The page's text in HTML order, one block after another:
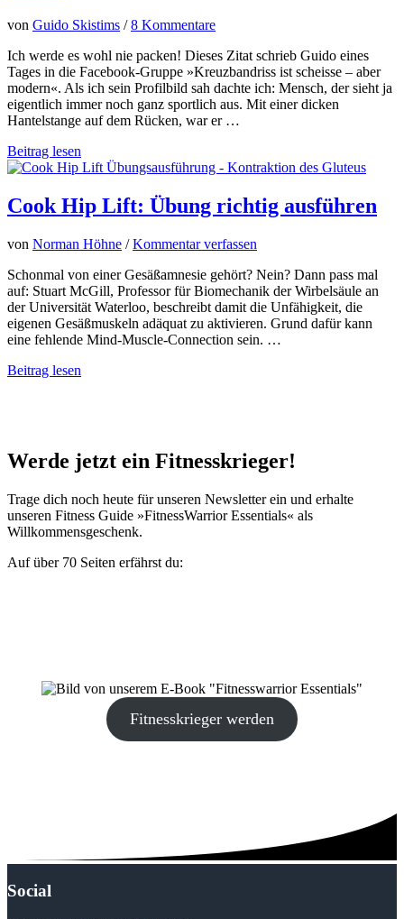
von Guido Skistims /8 Kommentare
Ich werde es wohl nie packen! Dieses Zitat schrieb Guido eines
Tages in die Facebook-Gruppe »Kreuzbandriss ist scheisse – aber
modern«. Als ich sein Profilbild sah dachte ich: Mensch, der sieht ja
eigentlich immer noch ganz sportlich aus. Mit einer dicken
Hantelstange auf dem Rücken, war er …
Beitrag lesen
Kampf
den
Fußball
dem
–
Die
Geschichte
von
Guido
Cook Hip Lift: Übung richtig ausführen
von Norman Höhne /Kommentar verfassen
Schonmal von einer Gesäßamnesie gehört? Nein? Dann pass mal
auf: Stuart McGill, Professor für Biomechanik der Wirbelsäule an
der Universität Waterloo, beschreibt damit die Unfähigkeit, die
eigenen Gesäßmuskeln adäquat zu aktivieren. Grund dafür kann
eine fehlende Mind-Muscle-Connection sein. …
Beitrag lesen
ausführen
Werde jetzt ein Fitnesskrieger!
Trage dich noch heute für unseren Newsletter ein und erhalte
unseren Fitness Guide »Fitness­Warrior Essentials« als
Willkommensgeschenk.
Auf über 70 Seiten erfährst du:
Fitnesskrieger werden
Social